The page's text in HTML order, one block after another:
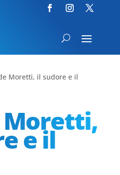
Moretti, il sudore e il
Moretti,
e il